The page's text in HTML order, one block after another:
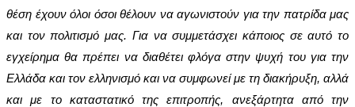
θέση έχουν όλοι όσοι θέλουν να αγωνιστούν για την πατρίδα μας
και τον πολιτισμό μας. Για να συμμετάσχει κάποιος σε αυτό το
εγχείρημα θα πρέπει να διαθέτει φλόγα στην ψυχή του για την
Ελλάδα και τον ελληνισμό και να συμφωνεί με τη διακήρυξη, αλλά
και με το καταστατικό της επιτροπής, ανεξάρτητα από την